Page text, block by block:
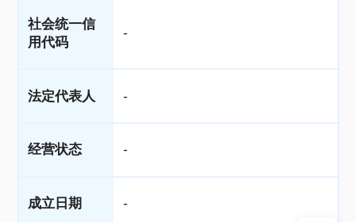
社会统一信
用代码
-
法定代表人 -
经营状态 -
成立日期 -